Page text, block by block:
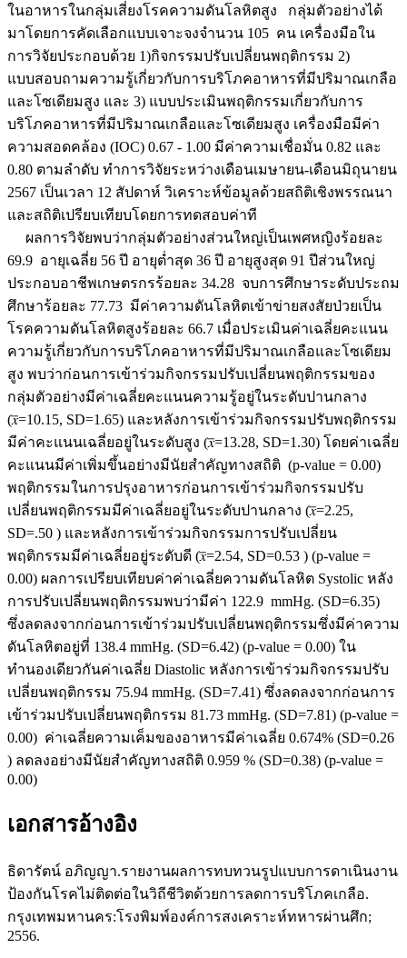
ในอาหารในกลุ่มเสี่ยงโรคความดันโลหิตสูง กลุ่มตัวอย่างได้
มาโดยการคัดเลือกแบบเจาะจงจำนวน 105 คน เครื่องมือใน
การวิจัยประกอบด้วย 1)กิจกรรมปรับเปลี่ยนพฤติกรรม 2)
แบบสอบถามความรู้เกี่ยวกับการบริโภคอาหารที่มีปริมาณเกลือ
และโซเดียมสูง และ 3) แบบประเมินพฤติกรรมเกี่ยวกับการ
บริโภคอาหารที่มีปริมาณเกลือและโซเดียมสูง เครื่องมือมีค่า
ความสอดคล้อง (IOC) 0.67 - 1.00 มีค่าความเชื่อมั่น 0.82 และ
0.80 ตามลำดับ ทำการวิจัยระหว่างเดือนเมษายน-เดือนมิถุนายน
2567 เป็นเวลา 12 สัปดาห์ วิเคราะห์ข้อมูลด้วยสถิติเชิงพรรณนา
และสถิติเปรียบเทียบโดยการทดสอบค่าที
ผลการวิจัยพบว่ากลุ่มตัวอย่างส่วนใหญ่เป็นเพศหญิงร้อยละ
69.9 อายุเฉลี่ย 56 ปี อายุต่ำสุด 36 ปี อายุสูงสุด 91 ปีส่วนใหญ่
ประกอบอาชีพเกษตรกรร้อยละ 34.28 จบการศึกษาระดับประถม
ศึกษาร้อยละ 77.73 มีค่าความดันโลหิตเข้าข่ายสงสัยป่วยเป็น
โรคความดันโลหิตสูงร้อยละ 66.7 เมื่อประเมินค่าเฉลี่ยคะแนน
ความรู้เกี่ยวกับการบริโภคอาหารที่มีปริมาณเกลือและโซเดียม
สูง พบว่าก่อนการเข้าร่วมกิจกรรมปรับเปลี่ยนพฤติกรรมของ
กลุ่มตัวอย่างมีค่าเฉลี่ยคะแนนความรู้อยู่ในระดับปานกลาง
(𝑥̅=10.15, SD=1.65) และหลังการเข้าร่วมกิจกรรมปรับพฤติกรรม
มีค่าคะแนนเฉลี่ยอยู่ในระดับสูง (𝑥̅=13.28, SD=1.30) โดยค่าเฉลี่ย
คะแนนมีค่าเพิ่มขึ้นอย่างมีนัยสำคัญทางสถิติ (p-value = 0.00)
พฤติกรรมในการปรุงอาหารก่อนการเข้าร่วมกิจกรรมปรับ
เปลี่ยนพฤติกรรมมีค่าเฉลี่ยอยู่ในระดับปานกลาง (𝑥̅=2.25,
SD=.50 ) และหลังการเข้าร่วมกิจกรรมการปรับเปลี่ยน
พฤติกรรมมีค่าเฉลี่ยอยู่ระดับดี (𝑥̅=2.54, SD=0.53 ) (p-value =
0.00) ผลการเปรียบเทียบค่าค่าเฉลี่ยความดันโลหิต Systolic หลัง
การปรับเปลี่ยนพฤติกรรมพบว่ามีค่า 122.9 mmHg. (SD=6.35)
ซึ่งลดลงจากก่อนการเข้าร่วมปรับเปลี่ยนพฤติกรรมซึ่งมีค่าความ
ดันโลหิตอยู่ที่ 138.4 mmHg. (SD=6.42) (p-value = 0.00) ใน
ทำนองเดียวกันค่าเฉลี่ย Diastolic หลังการเข้าร่วมกิจกรรมปรับ
เปลี่ยนพฤติกรรม 75.94 mmHg. (SD=7.41) ซึ่งลดลงจากก่อนการ
เข้าร่วมปรับเปลี่ยนพฤติกรรม 81.73 mmHg. (SD=7.81) (p-value =
0.00) ค่าเฉลี่ยความเค็มของอาหารมีค่าเฉลี่ย 0.674% (SD=0.26
) ลดลงอย่างมีนัยสำคัญทางสถิติ 0.959 % (SD=0.38) (p-value =
0.00)
เอกสารอ้างอิง
ธิดารัตน์ อภิญญา.รายงานผลการทบทวนรูปแบบการดาเนินงาน
ป้องกันโรคไม่ติดต่อในวิถีชีวิตด้วยการลดการบริโภคเกลือ.
กรุงเทพมหานคร:โรงพิมพ์องค์การสงเคราะห์ทหารผ่านศึก;
2556.